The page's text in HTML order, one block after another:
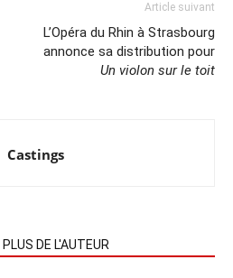
Article suivant
L’Opéra du Rhin à Strasbourg
annonce sa distribution pour
Un violon sur le toit
Castings
PLUS DE L'AUTEUR